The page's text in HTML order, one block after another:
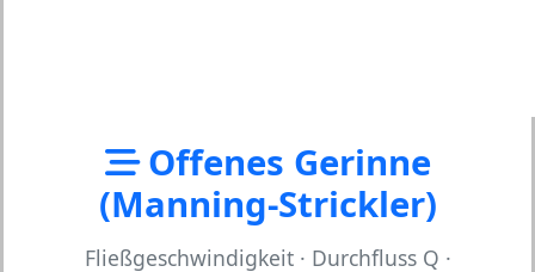
Offenes Gerinne
(Manning-Strickler)
Fließgeschwindigkeit · Durchfluss Q ·